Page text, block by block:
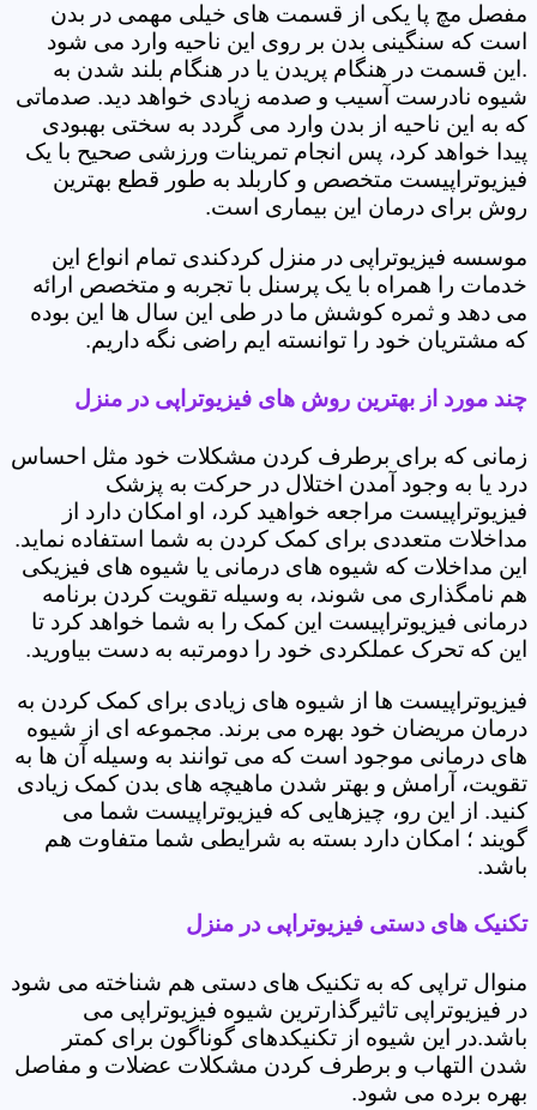
مفصل مچ پا یکی از قسمت های خیلی مهمی در بدن
است که سنگینی بدن بر روی این ناحیه وارد می شود
.این قسمت در هنگام پریدن یا در هنگام بلند شدن به
شیوه نادرست آسیب و صدمه زیادی خواهد دید. صدماتی
که به این ناحیه از بدن وارد می گردد به سختی بهبودی
پیدا خواهد کرد، پس انجام تمرینات ورزشی صحیح با یک
فیزیوتراپیست متخصص و کاربلد به طور قطع بهترین
روش برای درمان این بیماری است.
موسسه فیزیوتراپی در منزل کردکندی تمام انواع این
خدمات را همراه با یک پرسنل با تجربه و متخصص ارائه
می دهد و ثمره کوشش ما در طی این سال ها این بوده
که مشتریان خود را توانسته ایم راضی نگه داریم.
چند مورد از بهترین روش های فیزیوتراپی در منزل
زمانی که برای برطرف کردن مشکلات خود مثل احساس
درد یا به وجود آمدن اختلال در حرکت به پزشک
فیزیوتراپیست مراجعه خواهید کرد، او امکان دارد از
مداخلات متعددی برای کمک کردن به شما استفاده نماید.
این مداخلات که شیوه های درمانی یا شیوه های فیزیکی
هم نامگذاری می شوند، به وسیله تقویت کردن برنامه
درمانی فیزیوتراپیست این کمک را به شما خواهد کرد تا
این که تحرک عملکردی خود را دومرتبه به دست بیاورید.
فیزیوتراپیست ها از شیوه های زیادی برای کمک کردن به
درمان مریضان خود بهره می برند. مجموعه ای از شیوه
های درمانی موجود است که می توانند به وسیله آن ها به
تقویت، آرامش و بهتر شدن ماهیچه های بدن کمک زیادی
کنید. از این رو، چیزهایی که فیزیوتراپیست شما می
گویند ؛ امکان دارد بسته به شرایطی شما متفاوت هم
باشد.
تکنیک های دستی فیزیوتراپی در منزل
منوال تراپی که به تکنیک های دستی هم شناخته می شود
در فیزیوتراپی تاثیرگذارترین شیوه فیزیوتراپی می
باشد.در این شیوه از تکنیکدهای گوناگون برای کمتر
شدن التهاب و برطرف کردن مشکلات عضلات و مفاصل
بهره برده می شود.